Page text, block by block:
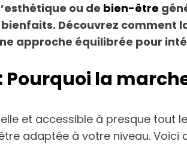
ou de bien-être
Découvrez comment
approche équilibrée pour
Pourquoi la
et accessible à presque tout
adaptée à votre niveau.